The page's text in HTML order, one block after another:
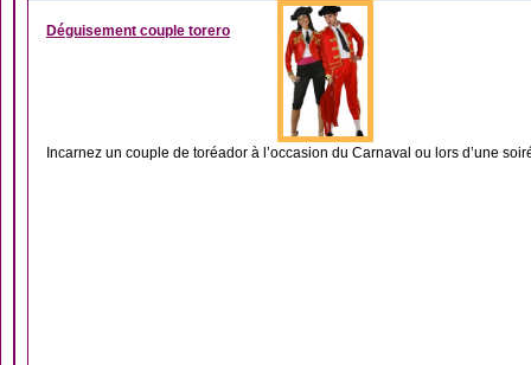
Déguisement couple torero
Incarnez un couple de toréador à l’occasion du Carnaval ou lors d’une